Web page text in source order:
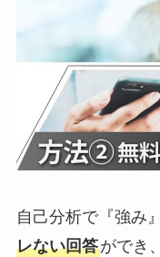
自己分析で『強み
レない回答ができ